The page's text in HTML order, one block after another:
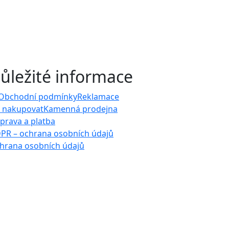
informace
podmínkyReklamace
nakupovatKamenná prodejna
a platba
– ochrana osobních údajů
osobních údajů